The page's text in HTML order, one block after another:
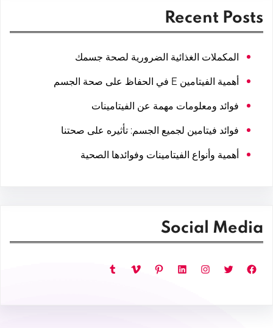
Recent Posts
المكملات الغذائية الضرورية لصحة جسمك
أهمية الفيتامين E في الحفاظ على صحة الجسم
فوائد ومعلومات مهمة عن الفيتامينات
فوائد فيتامين لجميع الجسم: تأثيره على صحتنا
أهمية وأنواع الفيتامينات وفوائدها الصحية
Social Media
فيسبوك تويتر إنستجرام لينكد إن بينتريست فيميو تمبلر